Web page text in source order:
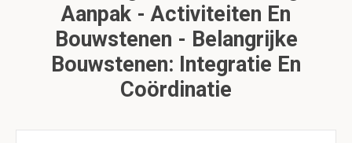
Aanpak - Activiteiten En
Bouwstenen - Belangrijke
Bouwstenen: Integratie En
Coördinatie